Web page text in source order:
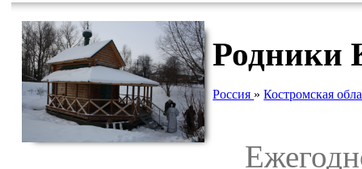
Родники
Россия »Костромская